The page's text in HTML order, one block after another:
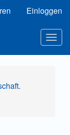
Einloggen